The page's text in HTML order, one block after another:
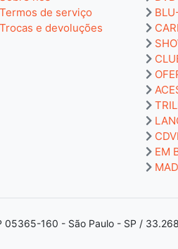
Termos de serviço
Trocas e devoluções
EM
05365-160 - São Paulo - SP /